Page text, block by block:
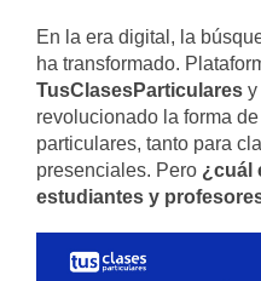
En la era digital, la
ha transformado.
TusClasesParticulares y
revolucionado la forma
particulares, tanto para
presenciales. Pero ¿cuál
estudiantes y